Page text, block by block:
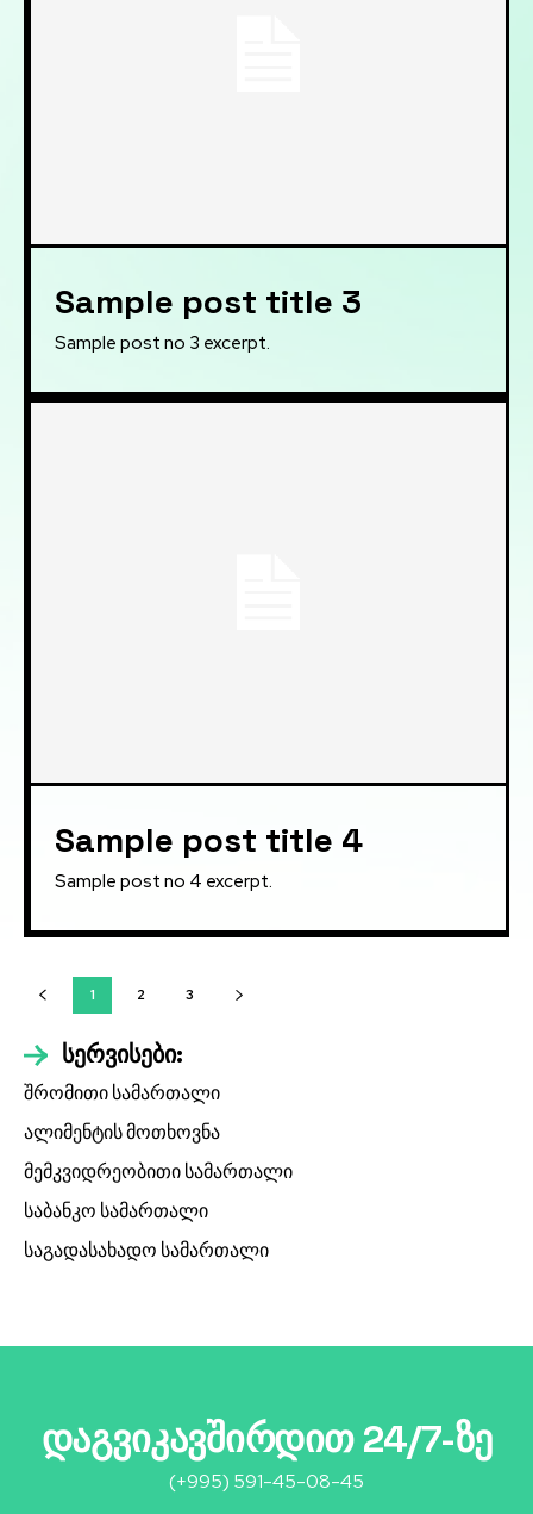
Sample post title 3
Sample post no 3 excerpt.
Sample post title 4
Sample post no 4 excerpt.
1 2 3
სერვისები:
შრომითი სამართალი
ალიმენტის მოთხოვნა
მემკვიდრეობითი სამართალი
საბანკო სამართალი
საგადასახადო სამართალი
დაგვიკავშირდით 24/7-ზე
(+995) 591-45-08-45